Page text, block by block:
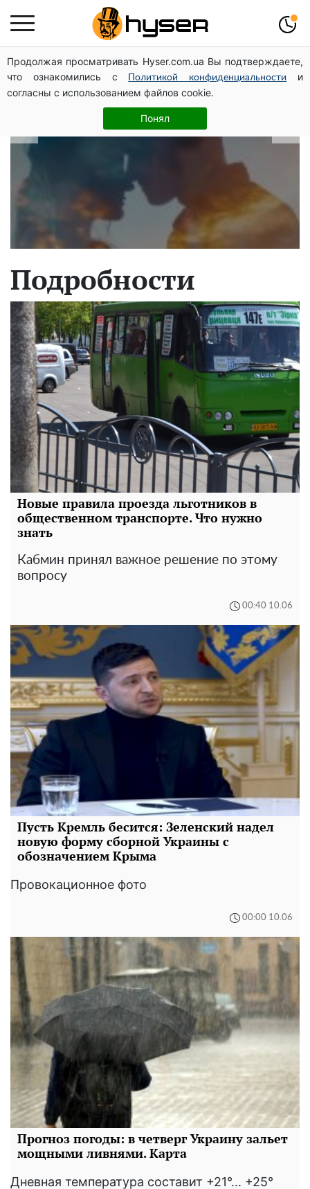
Продолжая просматривать Hyser.com.ua Вы подтверждаете,
что ознакомились с
Политикой конфиденциальности
и
согласны с использованием файлов cookie.
Понял
В какие даты рождаются самые
верные мужчины: лучше сразу
проверить, чтоб потом не страдать
Подробности
Новые правила проезда льготников в
общественном транспорте. Что нужно
знать
Кабмин принял важное решение по этому
вопросу
00:40 10.06
Пусть Кремль бесится: Зеленский надел
новую форму сборной Украины с
обозначением Крыма
Провокационное фото
00:00 10.06
Прогноз погоды: в четверг Украину зальет
мощными ливнями. Карта
Дневная температура составит +21°... +25°